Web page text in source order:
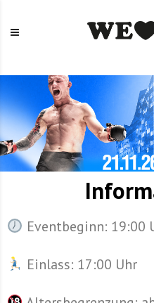
Eventbeginn: 19:00
Einlass: 17:00 Uhr